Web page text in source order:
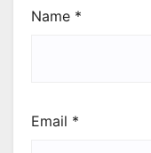
Name *
Email *